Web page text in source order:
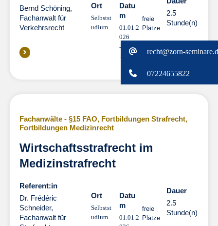
Bernd Schöning,
Fachanwalt für
Verkehrsrecht
Ort
Selbstst
udium
Datu
m
01.01.2
026
31.12.
2026
freie
Plätze
2.5
Stunde(n)
Fachanwälte - §15 FAO, Fortbildungen Strafrecht,
Fortbildungen Medizinrecht
Wirtschaftsstrafrecht im
Medizinstrafrecht
Referent:in
Dr. Frédéric
Schneider,
Fachanwalt für
Ort
Selbstst
udium
Datu
m
01.01.2
freie
Plätze
Dauer
2.5
Stunde(n)
recht@zorn-
07224655822